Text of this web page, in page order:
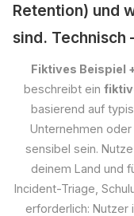
Retention) und
sind.
Fiktives Beispiel
beschreibt ein
basierend auf
Unternehmen
sensibel sein.
deinem Land und
Incident-Triage,
erforderlich: Nutzer